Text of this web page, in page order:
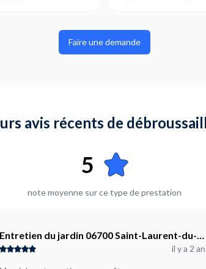
Faire une demande
avis récents de
5
note moyenne sur ce type de prestation
Entretien du jardin 06700 Saint-Laurent-du-
Var
il y a 2